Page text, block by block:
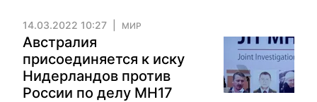
14.03.2022 10:27 МИР
Австралия
присоединяется к иску
Нидерландов против
России по делу МН17